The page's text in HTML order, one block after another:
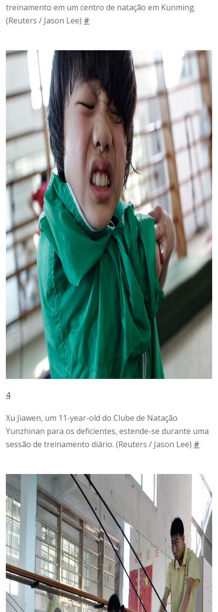
treinamento em um centro de natação em Kunming.
(Reuters / Jason Lee) #
4
Xu Jiawen, um 11-year-old do Clube de Natação
Yunzhinan para os deficientes, estende-se durante uma
sessão de treinamento diário. (Reuters / Jason Lee) #